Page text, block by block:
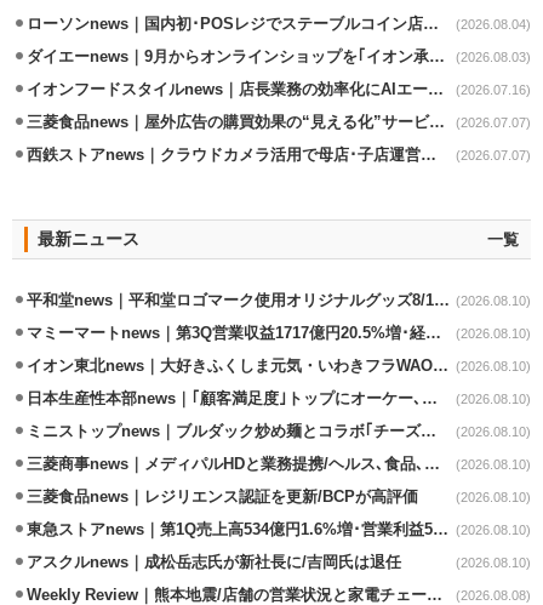
ローソンnews｜国内初･POSレジでステーブルコイン店頭決済実証実験を実施 (2026.08.04)
ダイエーnews｜9月からオンラインショップを｢イオン承りオンライン｣へ移行 (2026.08.03)
イオンフードスタイルnews｜店長業務の効率化にAIエージェント活用実験 (2026.07.16)
三菱食品news｜屋外広告の購買効果の“見える化”サービス開始 (2026.07.07)
西鉄ストアnews｜クラウドカメラ活用で母店･子店運営の効率化 (2026.07.07)
最新ニュース 一覧
平和堂news｜平和堂ロゴマーク使用オリジナルグッズ8/10販売開始 (2026.08.10)
マミーマートnews｜第3Q営業収益1717億円20.5%増･経常利益3.6%増 (2026.08.10)
イオン東北news｜大好きふくしま元気・いわきフラWAONの利用金額一部寄付 (2026.08.10)
日本生産性本部news｜｢顧客満足度｣トップにオーケー､コスモス薬品など選出 (2026.08.10)
ミニストップnews｜ブルダック炒め麺とコラボ｢チーズハットグ｣8/7発売 (2026.08.10)
三菱商事news｜メディパルHDと業務提携/ヘルス､食品､日用品で協業 (2026.08.10)
三菱食品news｜レジリエンス認証を更新/BCPが高評価 (2026.08.10)
東急ストアnews｜第1Q売上高534億円1.6%増･営業利益5億円13.3%減 (2026.08.10)
アスクルnews｜成松岳志氏が新社長に/吉岡氏は退任 (2026.08.10)
Weekly Review｜熊本地震/店舗の営業状況と家電チェーンの支援策 (2026.08.08)